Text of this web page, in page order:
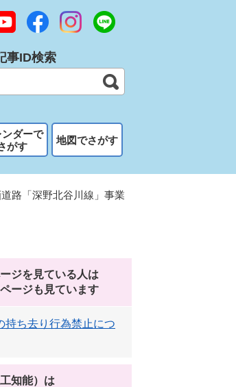
事ID検索
ンダーで
がす
地図でさがす
路「深野北谷川線」事業
ジを見ている人は
ージも見ています
持ち去り行為禁止につ
知能）は